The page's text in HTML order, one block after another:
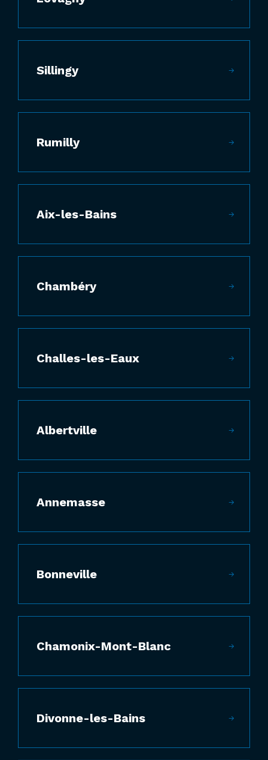
Sillingy
Rumilly
Aix-les-Bains
Chambéry
Challes-les-Eaux
Albertville
Annemasse
Bonneville
Chamonix-Mont-Blanc
Divonne-les-Bains